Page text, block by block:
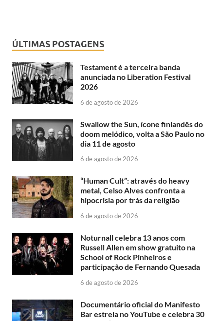
ÚLTIMAS POSTAGENS
Testament é a terceira banda
anunciada no Liberation Festival
2026
6 de agosto de 2026
Swallow the Sun, ícone finlandês do
doom melódico, volta a São Paulo no
dia 11 de agosto
6 de agosto de 2026
“Human Cult”: através do heavy
metal, Celso Alves confronta a
hipocrisia por trás da religião
6 de agosto de 2026
Noturnall celebra 13 anos com
Russell Allen em show gratuito na
School of Rock Pinheiros e
participação de Fernando Quesada
6 de agosto de 2026
Documentário oficial do Manifesto
Bar estreia no YouTube e celebra 30